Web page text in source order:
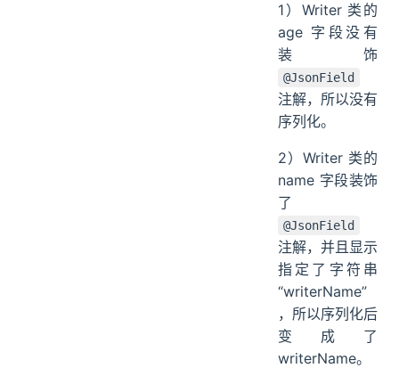
1）Writer 类的
age 字段没有
装饰
@JsonField
注解，所以没有
序列化。
2）Writer 类的
name 字段装饰
了
@JsonField
注解，并且显示
指定了字符串
“writerName”
，所以序列化后
变成了
writerName。